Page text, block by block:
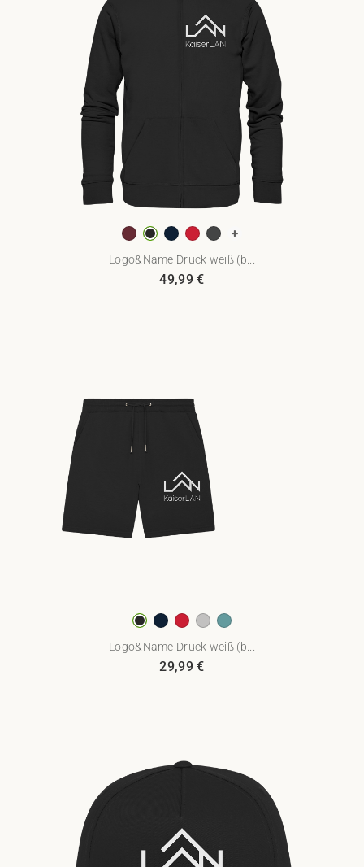
Logo&Name Druck weiß (b...
49,99€
Logo&Name Druck weiß (b...
29,99€